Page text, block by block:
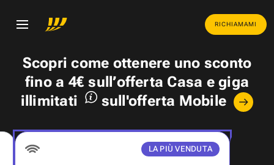
RICHIAMAMI
Scopri come ottenere uno sconto
fino a 4€ sull’offerta Casa egiga
illimitati
sull'offerta Mobile
LA PIÙ VENDUTA